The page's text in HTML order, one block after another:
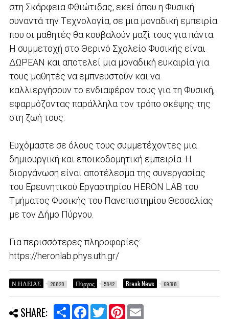
στη Σκάρφεια Φθιώτιδας, εκεί όπου η Φυσική
συναντά την Tεχνολογία, σε μια μοναδική εμπειρία
που οι μαθητές θα κουβαλούν μαζί τους για πάντα.
Η συμμετοχή στο Θερινό Σχολείο Φυσικής είναι
ΔΩΡΕΑΝ και αποτελεί μια μοναδική ευκαιρία για
τους μαθητές να εμπνευστούν και να
καλλιεργήσουν το ενδιαφέρον τους για τη Φυσική,
εφαρμόζοντας παράλληλα τον τρόπο σκέψης της
στη ζωή τους.
Ευχόμαστε σε όλους τους συμμετέχοντες μια
δημιουργική και εποικοδομητική εμπειρία. Η
διοργάνωση είναι αποτέλεσμα της συνεργασίας
του Ερευνητικού Εργαστηρίου HERON LAB του
Τμήματος Φυσικής του Πανεπιστημίου Θεσσαλίας
με τον Δήμο Πύργου.
Για περισσότερες πληροφορίες:
https://heronlab.phys.uth.gr/
Ν.ΗΛΕΙΑΣ 20820 Πύργος 5842 Break News 69378
SHARE:
S
F
T
P
E